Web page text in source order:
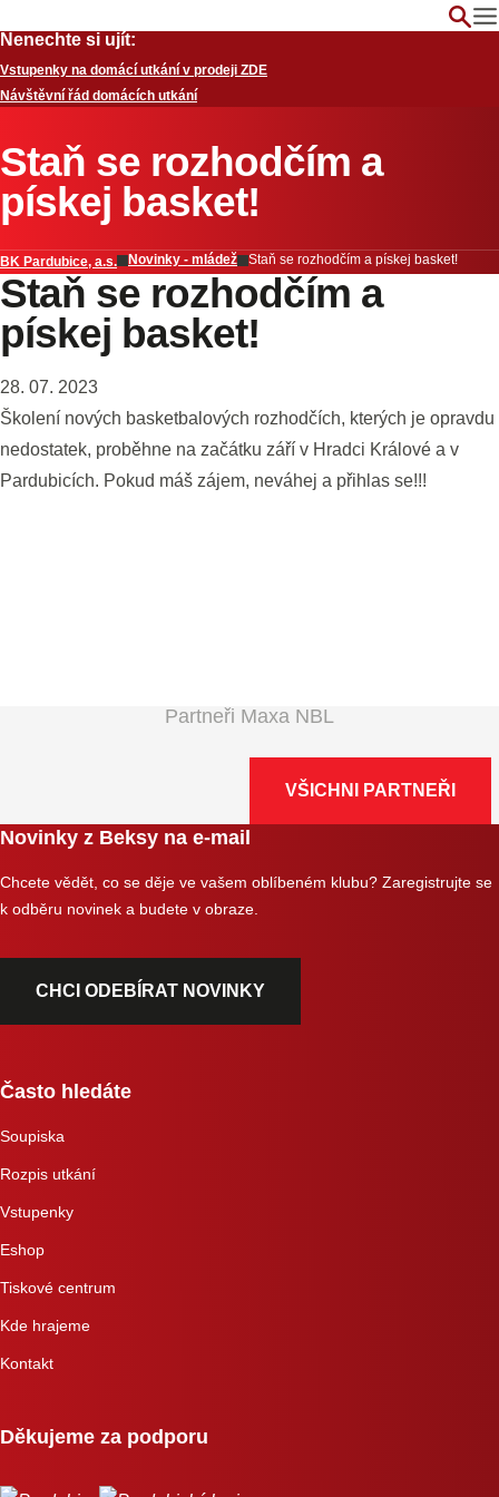
Nenechte si ujít:
Vstupenky na domácí utkání v prodeji ZDE
Návštěvní řád domácích utkání
Staň se rozhodčím a
pískej basket!
BK Pardubice, a.s. Novinky - mládež Staň se rozhodčím a pískej basket!
Staň se rozhodčím a
pískej basket!
28. 07. 2023
Školení nových basketbalových rozhodčích, kterých je opravdu
nedostatek, proběhne na začátku září v Hradci Králové a v
Pardubicích. Pokud máš zájem, neváhej a přihlas se!!!
Partneři Maxa NBL
VŠICHNI PARTNEŘI
Novinky z Beksy na e-mail
Chcete vědět, co se děje ve vašem oblíbeném klubu? Zaregistrujte se
k odběru novinek a budete v obraze.
CHCI ODEBÍRAT NOVINKY
Často hledáte
Soupiska
Rozpis utkání
Vstupenky
Eshop
Tiskové centrum
Kde hrajeme
Kontakt
Děkujeme za podporu